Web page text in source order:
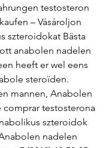
testosteron
– Vásároljon
szteroidokat Bästa
anabolen nadelen
heeft er wel eens
steroïden.
mannen, Anabolen
testosterona
szteroidok
nadelen